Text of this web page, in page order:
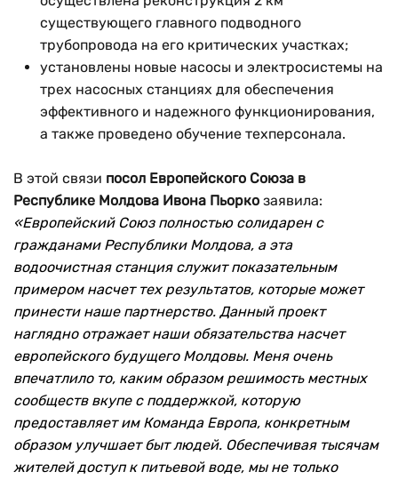
существующего главного подводного
трубопровода на его критических участках;
установлены новые насосы и электросистемы на
трех насосных станциях для обеспечения
эффективного и надежного функционирования,
а также проведено обучение техперсонала.
В этой связи посол Европейского Союза в
Республике Молдова Ивона Пьорко заявила:
«Европейский Союз полностью солидарен с
гражданами Республики Молдова, а эта
водоочистная станция служит показательным
примером насчет тех результатов, которые может
принести наше партнерство. Данный проект
наглядно отражает наши обязательства насчет
европейского будущего Молдовы. Меня очень
впечатлило то, каким образом решимость местных
сообществ вкупе с поддержкой, которую
предоставляет им Команда Европа, конкретным
образом улучшает быт людей. Обеспечивая тысячам
жителей доступ к питьевой воде, мы не только